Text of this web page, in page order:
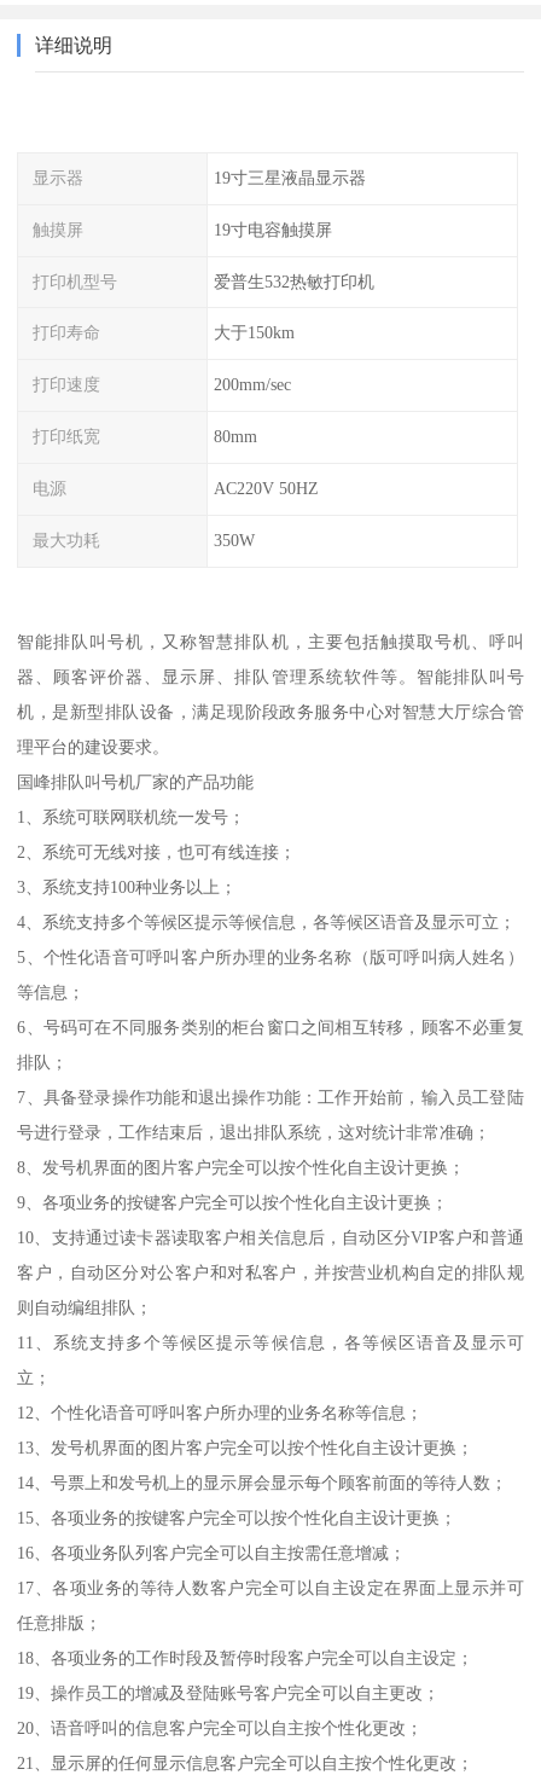
详细说明
显示器 19寸三星液晶显示器
触摸屏 19寸电容触摸屏
打印机型号 爱普生532热敏打印机
打印寿命 大于150km
打印速度 200mm/sec
打印纸宽 80mm
电源 AC220V 50HZ
最大功耗 350W
智能排队叫号机，又称智慧排队机，主要包括触摸取号机、呼叫
器、顾客评价器、显示屏、排队管理系统软件等。智能排队叫号
机，是新型排队设备，满足现阶段政务服务中心对智慧大厅综合管
理平台的建设要求。
国峰排队叫号机厂家的产品功能
1、系统可联网联机统一发号；
2、系统可无线对接，也可有线连接；
3、系统支持100种业务以上；
4、系统支持多个等候区提示等候信息，各等候区语音及显示可立；
5、个性化语音可呼叫客户所办理的业务名称（版可呼叫病人姓名）
等信息；
6、号码可在不同服务类别的柜台窗口之间相互转移，顾客不必重复
排队；
7、具备登录操作功能和退出操作功能：工作开始前，输入员工登陆
号进行登录，工作结束后，退出排队系统，这对统计非常准确；
8、发号机界面的图片客户完全可以按个性化自主设计更换；
9、各项业务的按键客户完全可以按个性化自主设计更换；
10、支持通过读卡器读取客户相关信息后，自动区分VIP客户和普通
客户，自动区分对公客户和对私客户，并按营业机构自定的排队规
则自动编组排队；
11、系统支持多个等候区提示等候信息，各等候区语音及显示可
立；
12、个性化语音可呼叫客户所办理的业务名称等信息；
13、发号机界面的图片客户完全可以按个性化自主设计更换；
14、号票上和发号机上的显示屏会显示每个顾客前面的等待人数；
15、各项业务的按键客户完全可以按个性化自主设计更换；
16、各项业务队列客户完全可以自主按需任意增减；
17、各项业务的等待人数客户完全可以自主设定在界面上显示并可
任意排版；
18、各项业务的工作时段及暂停时段客户完全可以自主设定；
19、操作员工的增减及登陆账号客户完全可以自主更改；
20、语音呼叫的信息客户完全可以自主按个性化更改；
21、显示屏的任何显示信息客户完全可以自主按个性化更改；